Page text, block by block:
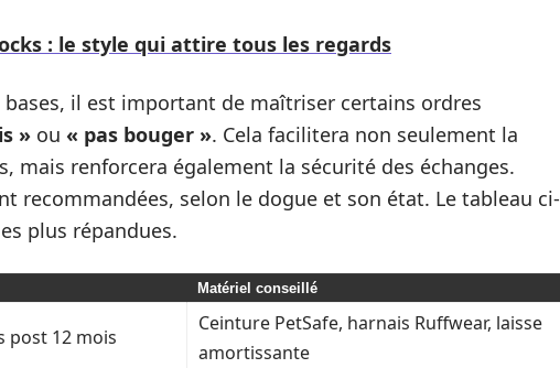
: le style qui attire tous les regards
il est important de maîtriser certains ordres
» ou « pas bouger ». Cela facilitera non seulement la
mais renforcera également la sécurité des échanges.
recommandées, selon le dogue et son état. Le tableau ci-
plus répandues.
Matériel conseillé
post 12 mois
Ceinture PetSafe, harnais Ruffwear, laisse
amortissante